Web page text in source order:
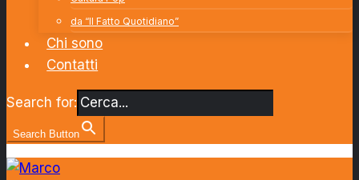
da “Il Fatto Quotidiano”
Chi sono
Contatti
Search for:
Search Button